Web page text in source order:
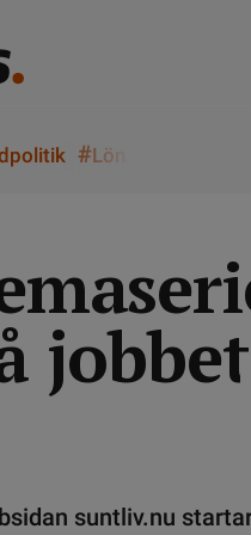
#Lön
jobbet
suntliv.nu